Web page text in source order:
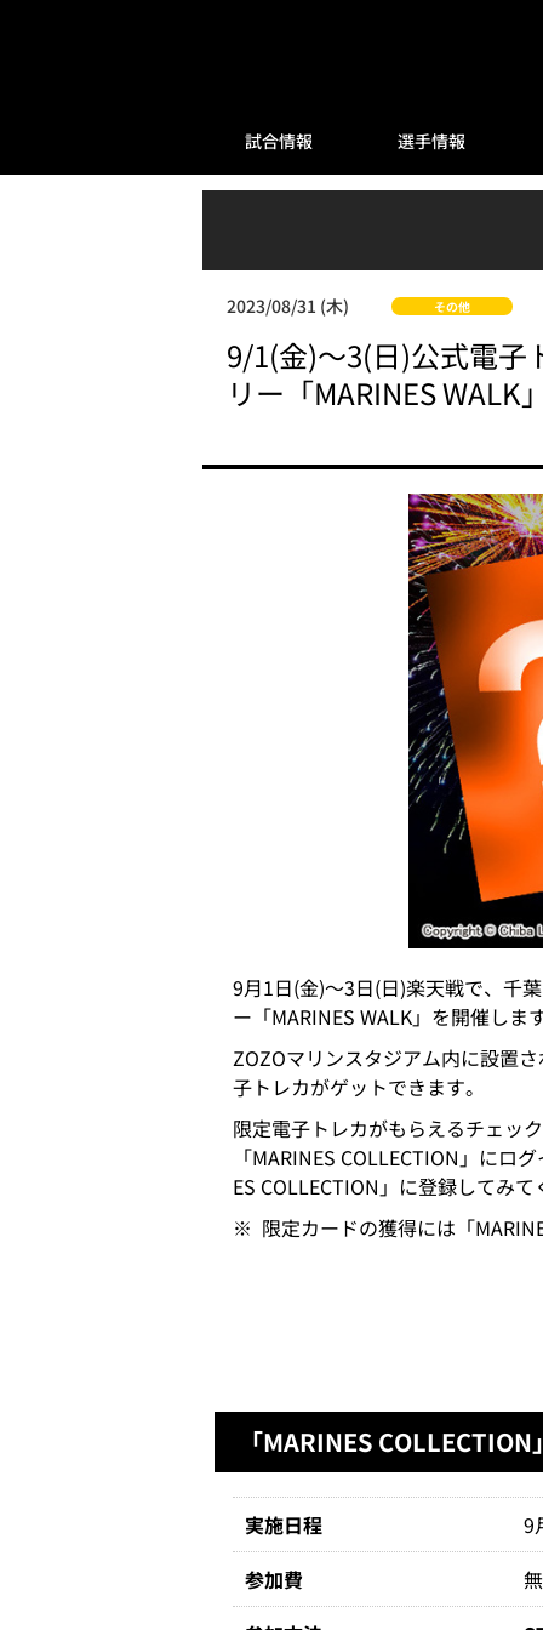
試合情報 選手情報
2023/08/31 (木) その他
9/1(金)～3(日)公式電子
リー「MARINES WALK
9月1日(金)～3日(日)楽天戦で、千
ー「MARINES WALK」を開催します
ZOZOマリンスタジアム内に設置
子トレカがゲットできます。
限定電子トレカがもらえるチェッ
「MARINES COLLECTION」に
ES COLLECTION」に登録してみて
※ 限定カードの獲得には「
「MARINES
実施日程
9
参加費